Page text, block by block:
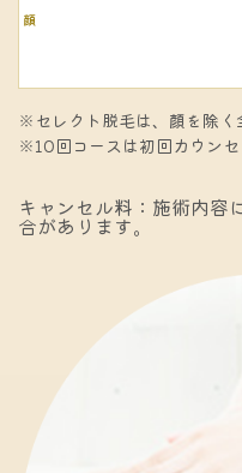
顔
※セレクト脱毛は、顔を除く
※10回コースは初回カウンセ
キャンセル料：施術内容
合があります。